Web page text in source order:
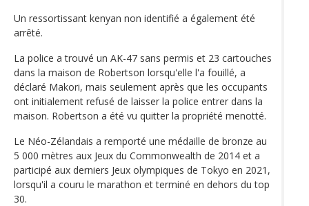
Un ressortissant kenyan non identifié a également été
arrêté.
La police a trouvé un AK-47 sans permis et 23 cartouches
dans la maison de Robertson lorsqu'elle l'a fouillé, a
déclaré Makori, mais seulement après que les occupants
ont initialement refusé de laisser la police entrer dans la
maison. Robertson a été vu quitter la propriété menotté.
Le Néo-Zélandais a remporté une médaille de bronze au
5 000 mètres aux Jeux du Commonwealth de 2014 et a
participé aux derniers Jeux olympiques de Tokyo en 2021,
lorsqu'il a couru le marathon et terminé en dehors du top
30.